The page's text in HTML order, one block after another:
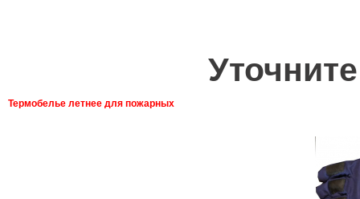
Термобелье летнее для пожарных